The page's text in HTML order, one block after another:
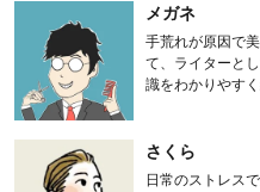
メガネ
手荒れが原因で
て、ライターと
識をわかりやす
さくら
日常のストレス